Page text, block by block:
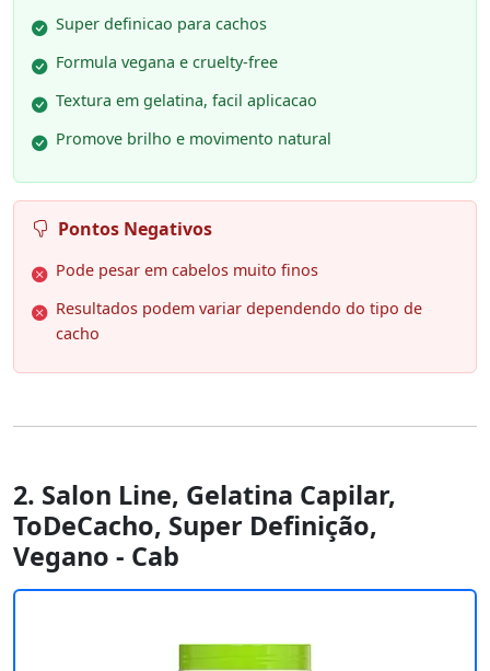
Super definicao para cachos
Formula vegana e cruelty-free
Textura em gelatina, facil aplicacao
Promove brilho e movimento natural
Pontos Negativos
Pode pesar em cabelos muito finos
Resultados podem variar dependendo do tipo de
cacho
2. Salon Line, Gelatina Capilar,
ToDeCacho, Super Definição,
Vegano - Cab